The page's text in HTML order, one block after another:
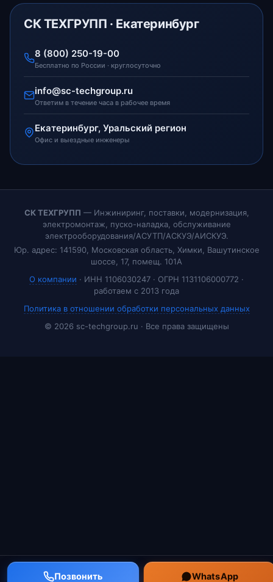
СК ТЕХГРУПП · Екатеринбург
8 (800) 250-19-00
Бесплатно по России · круглосуточно
info@sc-techgroup.ru
Ответим в течение часа в рабочее время
Екатеринбург, Уральский регион
Офис и выездные инженеры
СК ТЕХГРУПП — Инжиниринг, поставки, модернизация,
электромонтаж, пуско-наладка, обслуживание
электрооборудования/АСУТП/АСКУЭ/АИСКУЭ.
Юр. адрес: 141590, Московская область, Химки, Вашутинское
шоссе, 17, помещ. 101А
О компании · ИНН 1106030247 · ОГРН 1131106000772 ·
работаем с 2013 года
Политика в отношении обработки персональных данных
© 2026 sc-techgroup.ru · Все права защищены
Позвонить WhatsApp